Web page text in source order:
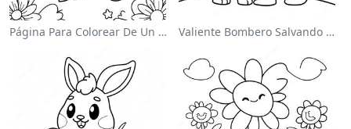
Página Para Colorear De Un Unicornio Mágico En Un Arcoíris Valiente Bombero Salvando Un Gato Para Colorear